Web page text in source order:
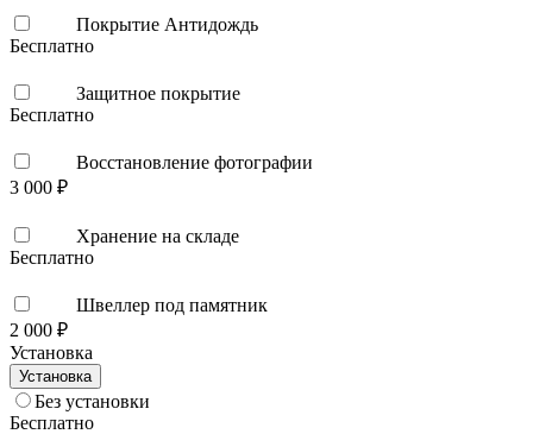
Покрытие Антидождь
Бесплатно
Защитное покрытие
Бесплатно
Восстановление фотографии
3 000 ₽
Хранение на складе
Бесплатно
Швеллер под памятник
2 000 ₽
Установка
Установка
Без установки
Бесплатно